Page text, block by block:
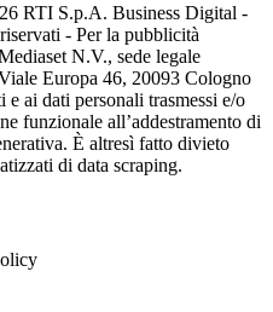
RTI S.p.A. Business Digital -
- Per la pubblicità
N.V., sede legale
Europa 46, 20093 Cologno
e ai dati personali trasmessi e/o
funzionale all’addestramento di
È altresì fatto divieto
di data scraping.